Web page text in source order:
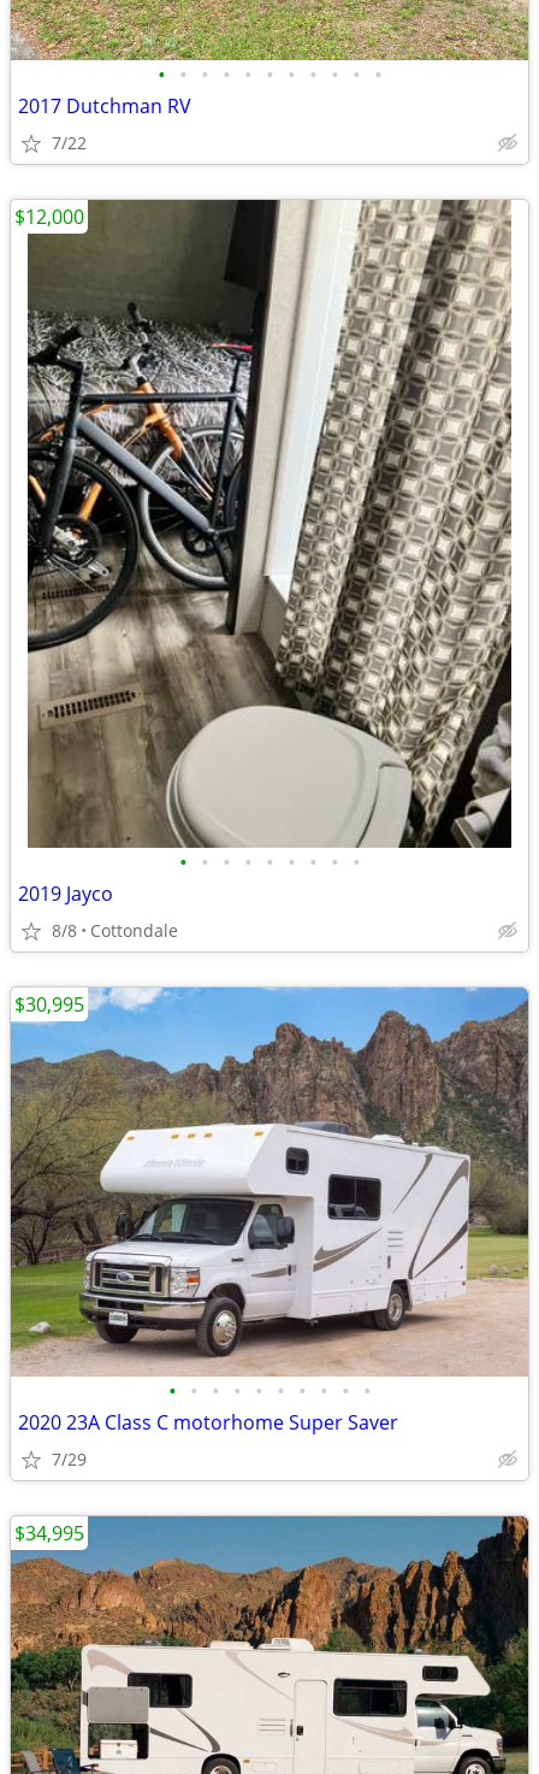
• • • • • • • • • • •
2017 Dutchman RV
7/22
• • • • • • • • •
2019 Jayco
8/8 Cottondale
$12,000
• • • • • • • • • •
2020 23A Class C motorhome Super Saver
7/29
$30,995
$34,995